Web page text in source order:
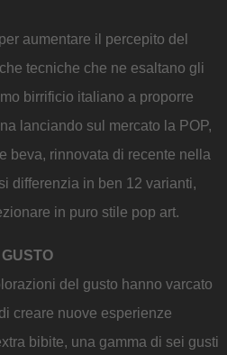
aumentare il percepito del
tecniche che ne esaltano gli
birrificio italiano a proporre
lanciando sul mercato la POP,
beva, rinnovata di recente nella
differenzia in ben 12 varianti,
in puro stile pop art.
del gusto hanno varcato
creare nuove esperienze
bibite, una gamma di sei gusti